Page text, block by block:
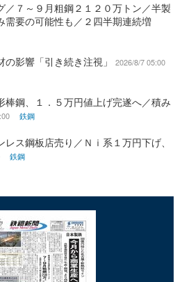
／７～９月粗鋼２１２０万トン／半製
需要の可能性も／２四半期連続増
影響「引き続き注視」
2026/8/7 05:00
棒鋼、１．５万円値上げ完遂へ／積み
鉄鋼
ス鋼板店売り／Ｎｉ系１万円下げ、
鉄鋼